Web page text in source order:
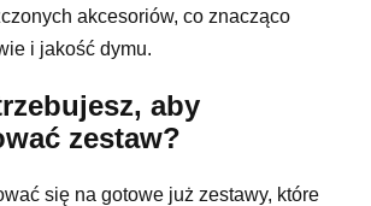
akcesoriów, co znacząco
i jakość dymu.
aby
zestaw?
się na gotowe już zestawy, które